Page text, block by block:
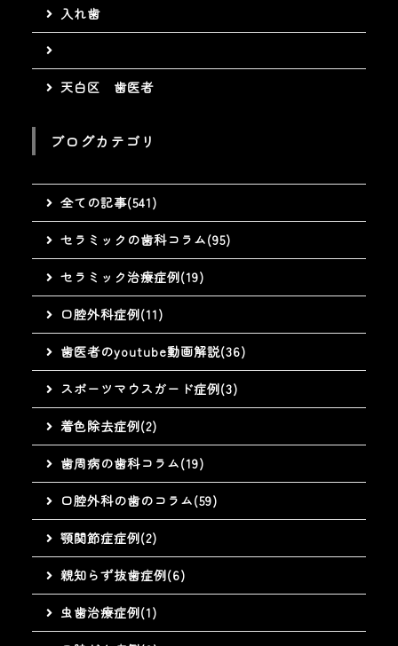
入れ歯
天白区 歯医者
ブログカテゴリ
全ての記事(541)
セラミックの歯科コラム(95)
セラミック治療症例(19)
口腔外科症例(11)
歯医者のyoutube動画解説(36)
スポーツマウスガード症例(3)
着色除去症例(2)
歯周病の歯科コラム(19)
口腔外科の歯のコラム(59)
顎関節症症例(2)
親知らず抜歯症例(6)
虫歯治療症例(1)